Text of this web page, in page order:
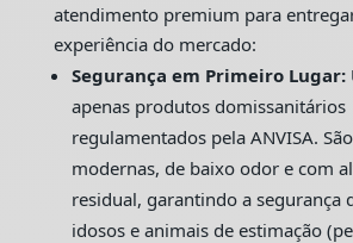
atendimento premium para
experiência do mercado:
Segurança em Primeiro Lugar:
apenas produtos domissanitários
regulamentados pela ANVISA.
modernas, de baixo odor e com
residual, garantindo a segurança
idosos e animais de estimação